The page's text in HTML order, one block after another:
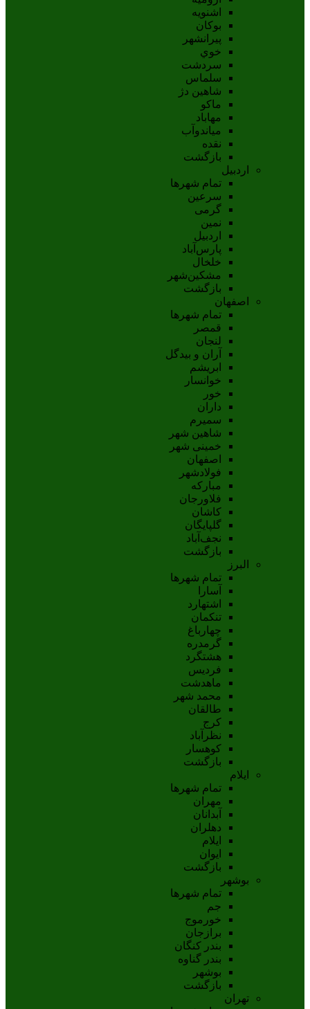
اشنويه
بوکان
پيرانشهر
خوي
سردشت
سلماس
شاهين دژ
ماکو
مهاباد
مياندوآب
نقده
بازگشت
اردبیل
تمام شهر‌ها
سرعین
گرمی
نمین
اردبيل
پارس‌آباد
خلخال
مشکين‌شهر
بازگشت
اصفهان
تمام شهر‌ها
قمصر
لنجان
آران و بیدگل
ابریشم
خوانسار
خور
داران
سمیرم
شاهین شهر
خمینی شهر
اصفهان
فولادشهر
مبارکه
فلاورجان
کاشان
گلپايگان
نجف‌آباد
بازگشت
البرز
تمام شهر‌ها
آسارا
اشتهارد
تنکمان
چهارباغ
گرمدره
هشتگرد
فردیس
ماهدشت
محمد شهر
طالقان
کرج
نظرآباد
کوهسار
بازگشت
ایلام
تمام شهر‌ها
مهران
آبدانان
دهلران
ايلام
ايوان
بازگشت
بوشهر
تمام شهر‌ها
جم
خورموج
برازجان
بندر کنگان
بندر گناوه
بوشهر
بازگشت
تهران